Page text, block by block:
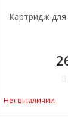
Картридж
Нет в наличии